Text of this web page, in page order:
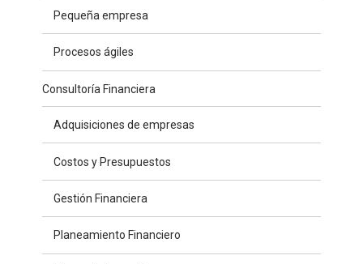
Pequeña empresa
Procesos ágiles
Consultoría Financiera
Adquisiciones de empresas
Costos y Presupuestos
Gestión Financiera
Planeamiento Financiero